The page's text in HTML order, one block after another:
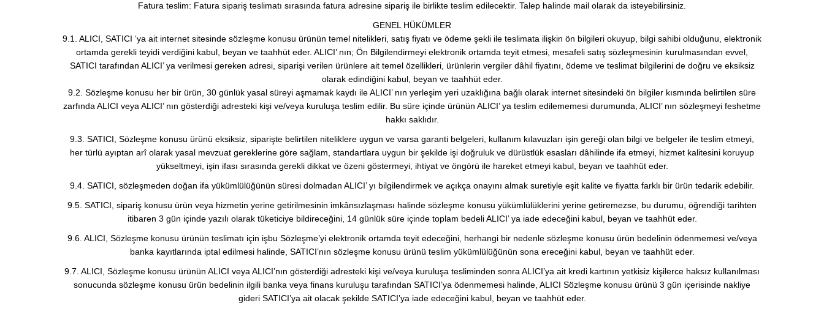
Fatura teslim: Fatura sipariş teslimatı sırasında fatura adresine sipariş ile birlikte teslim edilecektir. Talep halinde mail olarak da isteyebilirsiniz.
GENEL HÜKÜMLER
9.1. ALICI, SATICI ‘ya ait internet sitesinde sözleşme konusu ürünün temel nitelikleri, satış fiyatı ve ödeme şekli ile teslimata ilişkin ön bilgileri okuyup, bilgi sahibi olduğunu, elektronik
ortamda gerekli teyidi verdiğini kabul, beyan ve taahhüt eder. ALICI’ nın; Ön Bilgilendirmeyi elektronik ortamda teyit etmesi, mesafeli satış sözleşmesinin kurulmasından evvel,
SATICI tarafından ALICI’ ya verilmesi gereken adresi, siparişi verilen ürünlere ait temel özellikleri, ürünlerin vergiler dâhil fiyatını, ödeme ve teslimat bilgilerini de doğru ve eksiksiz
olarak edindiğini kabul, beyan ve taahhüt eder.
9.2. Sözleşme konusu her bir ürün, 30 günlük yasal süreyi aşmamak kaydı ile ALICI’ nın yerleşim yeri uzaklığına bağlı olarak internet sitesindeki ön bilgiler kısmında belirtilen süre
zarfında ALICI veya ALICI’ nın gösterdiği adresteki kişi ve/veya kuruluşa teslim edilir. Bu süre içinde ürünün ALICI’ ya teslim edilememesi durumunda, ALICI’ nın sözleşmeyi feshetme
hakkı saklıdır.
9.3. SATICI, Sözleşme konusu ürünü eksiksiz, siparişte belirtilen niteliklere uygun ve varsa garanti belgeleri, kullanım kılavuzları işin gereği olan bilgi ve belgeler ile teslim etmeyi,
her türlü ayıptan arî olarak yasal mevzuat gereklerine göre sağlam, standartlara uygun bir şekilde işi doğruluk ve dürüstlük esasları dâhilinde ifa etmeyi, hizmet kalitesini koruyup
yükseltmeyi, işin ifası sırasında gerekli dikkat ve özeni göstermeyi, ihtiyat ve öngörü ile hareket etmeyi kabul, beyan ve taahhüt eder.
9.4. SATICI, sözleşmeden doğan ifa yükümlülüğünün süresi dolmadan ALICI’ yı bilgilendirmek ve açıkça onayını almak suretiyle eşit kalite ve fiyatta farklı bir ürün tedarik edebilir.
9.5. SATICI, sipariş konusu ürün veya hizmetin yerine getirilmesinin imkânsızlaşması halinde sözleşme konusu yükümlülüklerini yerine getiremezse, bu durumu, öğrendiği tarihten
itibaren 3 gün içinde yazılı olarak tüketiciye bildireceğini, 14 günlük süre içinde toplam bedeli ALICI’ ya iade edeceğini kabul, beyan ve taahhüt eder.
9.6. ALICI, Sözleşme konusu ürünün teslimatı için işbu Sözleşme’yi elektronik ortamda teyit edeceğini, herhangi bir nedenle sözleşme konusu ürün bedelinin ödenmemesi ve/veya
banka kayıtlarında iptal edilmesi halinde, SATICI’nın sözleşme konusu ürünü teslim yükümlülüğünün sona ereceğini kabul, beyan ve taahhüt eder.
9.7. ALICI, Sözleşme konusu ürünün ALICI veya ALICI’nın gösterdiği adresteki kişi ve/veya kuruluşa tesliminden sonra ALICI’ya ait kredi kartının yetkisiz kişilerce haksız kullanılması
sonucunda sözleşme konusu ürün bedelinin ilgili banka veya finans kuruluşu tarafından SATICI’ya ödenmemesi halinde, ALICI Sözleşme konusu ürünü 3 gün içerisinde nakliye
gideri SATICI’ya ait olacak şekilde SATICI’ya iade edeceğini kabul, beyan ve taahhüt eder.